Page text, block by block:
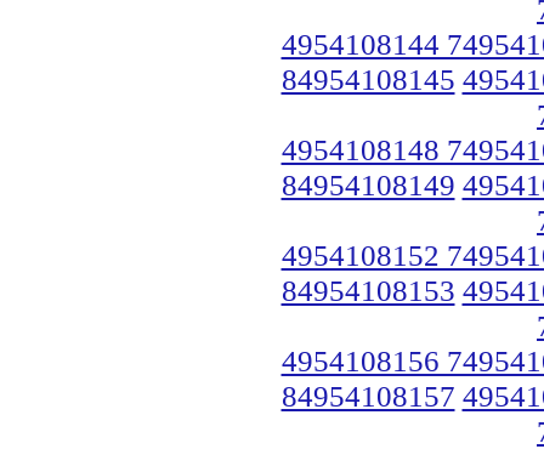
4954108144
84954108145
4954108148
84954108149
4954108152
84954108153
4954108156
84954108157